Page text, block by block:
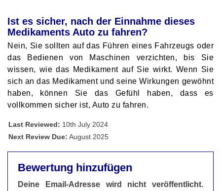
Ist es sicher, nach der Einnahme dieses
Medikaments Auto zu fahren?
Nein, Sie sollten auf das Führen eines Fahrzeugs oder
das Bedienen von Maschinen verzichten, bis Sie
wissen, wie das Medikament auf Sie wirkt. Wenn Sie
sich an das Medikament und seine Wirkungen gewöhnt
haben, können Sie das Gefühl haben, dass es
vollkommen sicher ist, Auto zu fahren.
Last Reviewed: 10th July 2024
Next Review Due: August 2025
Bewertung hinzufügen
Deine Email-Adresse wird nicht veröffentlicht.